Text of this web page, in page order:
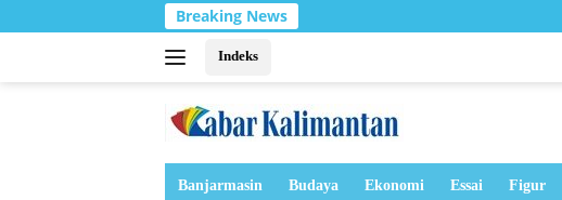
ke
Breaking News
Indeks
Banjarmasin Budaya Ekonomi Essai Figur